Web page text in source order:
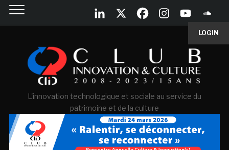
LOGIN
L'innovation technologique et sociale au service du
patrimoine et de la culture